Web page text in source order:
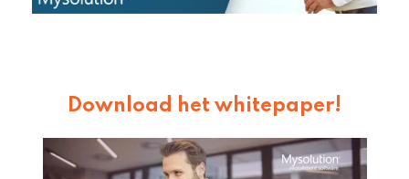
Download het whitepaper!